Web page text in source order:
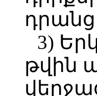
3)
թվին